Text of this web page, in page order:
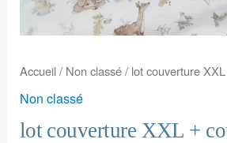
Accueil/ Non classé/ lot couverture
Non classé
lot couverture XXL +